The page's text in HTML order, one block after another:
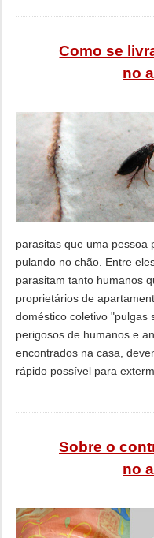
Como se
no
parasitas que uma pessoa
pulando no chão. Entre
parasitam tanto humanos
proprietários de
doméstico coletivo "pulgas
perigosos de humanos e
encontrados na casa,
rápido possível para
Sobre o
no